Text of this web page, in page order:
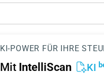
KI-POWER FÜR IHRE
Mit IntelliScan KI